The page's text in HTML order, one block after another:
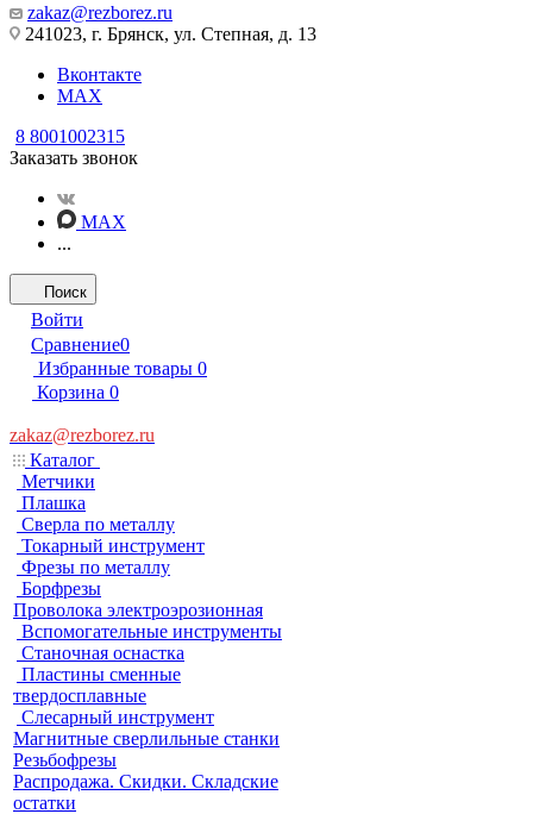
zakaz@rezborez.ru
241023, г. Брянск, ул. Степная, д. 13
Вконтакте
MAX
8 8001002315
Заказать звонок
MAX
...
Поиск
Войти
Сравнение0
Избранные товары 0
Корзина 0
zakaz@rezborez.ru
Каталог
Метчики
Плашка
Сверла по металлу
Токарный инструмент
Фрезы по металлу
Борфрезы
Проволока электроэрозионная
Вспомогательные инструменты
Станочная оснастка
Пластины сменные
твердосплавные
Слесарный инструмент
Магнитные сверлильные станки
Резьбофрезы
Распродажа. Скидки. Складские
остатки